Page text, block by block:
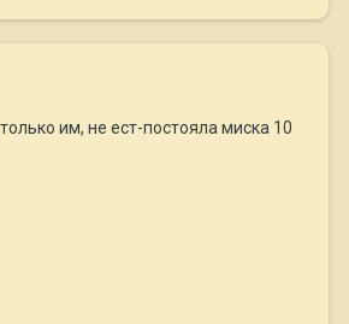
им, не ест-постояла миска 10